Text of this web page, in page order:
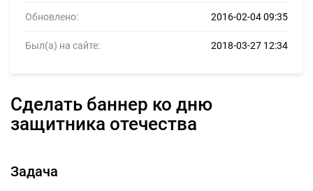
Обновлено: 2016-02-04 09:35
Был(а) на сайте: 2018-03-27 12:34
Сделать баннер ко дню
защитника отечества
Задача